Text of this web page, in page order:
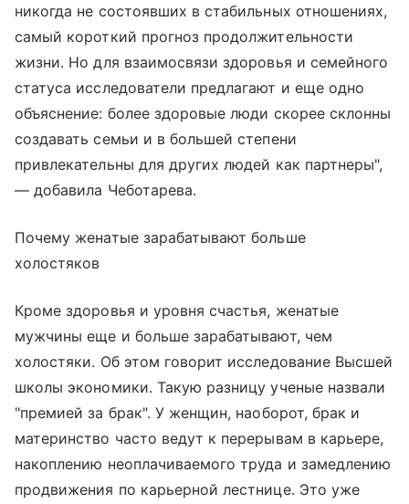
никогда не состоявших в стабильных отношениях,
самый короткий прогноз продолжительности
жизни. Но для взаимосвязи здоровья и семейного
статуса исследователи предлагают и еще одно
объяснение: более здоровые люди скорее склонны
создавать семьи и в большей степени
привлекательны для других людей как партнеры",
— добавила Чеботарева.
Почему женатые зарабатывают больше
холостяков
Кроме здоровья и уровня счастья, женатые
мужчины еще и больше зарабатывают, чем
холостяки. Об этом говорит исследование Высшей
школы экономики. Такую разницу ученые назвали
"премией за брак". У женщин, наоборот, брак и
материнство часто ведут к перерывам в карьере,
накоплению неоплачиваемого труда и замедлению
продвижения по карьерной лестнице. Это уже